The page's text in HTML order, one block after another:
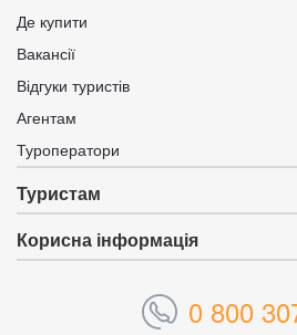
Де купити
Вакансії
Відгуки туристів
Агентам
Туроператори
Туристам
Корисна інформація
0 800